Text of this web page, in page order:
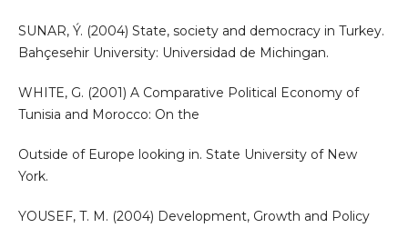
SUNAR, Ý. (2004) State, society and democracy in Turkey.
Bahçesehir University: Universidad de Michingan.
WHITE, G. (2001) A Comparative Political Economy of
Tunisia and Morocco: On the
Outside of Europe looking in. State University of New
York.
YOUSEF, T. M. (2004) Development, Growth and Policy